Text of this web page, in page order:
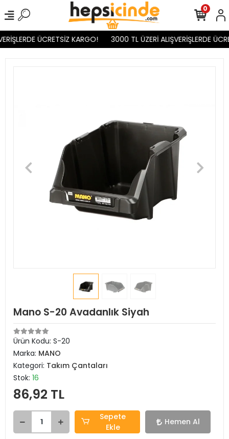
ÜCRETSİZ KARGO! 3000 TL ÜZERİ ALIŞVERİŞLERDE
0
Mano S-20 Avadanlık Siyah
Ürün Kodu: S-20
Marka: MANO
Kategori: Takım Çantaları
Stok: 16
86,92 TL
Sepete
Ekle
Hemen Al